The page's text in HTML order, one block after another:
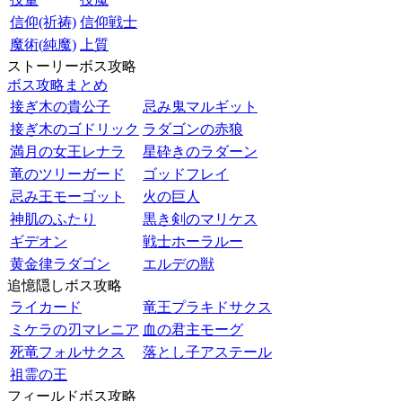
信仰(祈祷) 信仰戦士
魔術(純魔)
上質
ストーリーボス攻略
ボス攻略まとめ
接ぎ木の貴公子
忌み鬼マルギット
接ぎ木のゴドリック ラダゴンの赤狼
満月の女王レナラ
星砕きのラダーン
竜のツリーガード
ゴッドフレイ
忌み王モーゴット
火の巨人
神肌のふたり
黒き剣のマリケス
ギデオン
戦士ホーラルー
黄金律ラダゴン
エルデの獣
追憶隠しボス攻略
ライカード
竜王プラキドサクス
ミケラの刃マレニア 血の君主モーグ
死竜フォルサクス
落とし子アステール
祖霊の王
フィールドボス攻略